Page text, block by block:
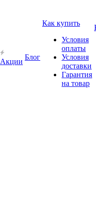
Акции
Блог
Как купить
Условия
оплаты
Условия
доставки
Гарантия
на товар